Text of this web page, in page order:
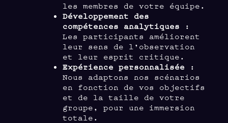
les membres de votre équipe.
Développement des
compétences analytiques :
Les participants améliorent
leur sens de l’observation
et leur esprit critique.
Expérience personnalisée :
Nous adaptons nos scénarios
en fonction de vos objectifs
et de la taille de votre
groupe, pour une immersion
totale.